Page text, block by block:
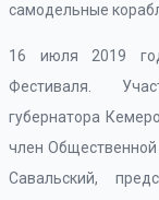
самодельные
16 июля 2019
Фестиваля.
губернатора
член
Савальский,